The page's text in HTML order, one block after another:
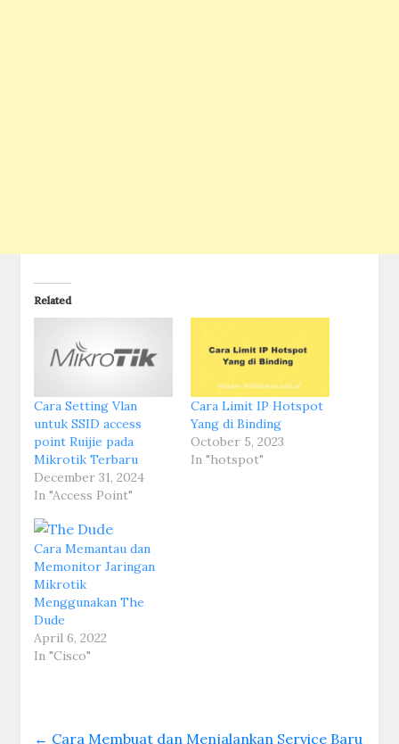
Related
Cara Setting Vlan
untuk SSID access
point Ruijie pada
Mikrotik Terbaru
December 31, 2024
In "Access Point"
Cara Limit IP Hotspot
Yang di Binding
October 5, 2023
In "hotspot"
Cara Memantau dan
Memonitor Jaringan
Mikrotik
Menggunakan The
Dude
April 6, 2022
In "Cisco"
← Cara Membuat dan Menjalankan Service Baru